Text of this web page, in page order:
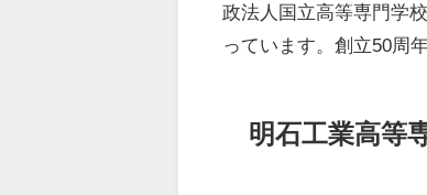
政法人国立高等専門学
っています。創立50周
明石工業高等